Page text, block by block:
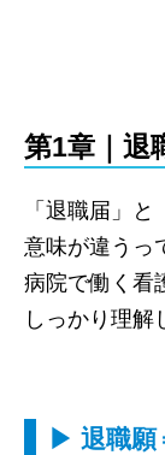
第1章｜退
「退職届」
意味が違うっ
病院で働く看
しっかり理
▶ 退職願